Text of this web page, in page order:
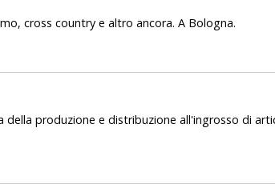
cross country e altro ancora. A Bologna.
della produzione e distribuzione all'ingrosso di